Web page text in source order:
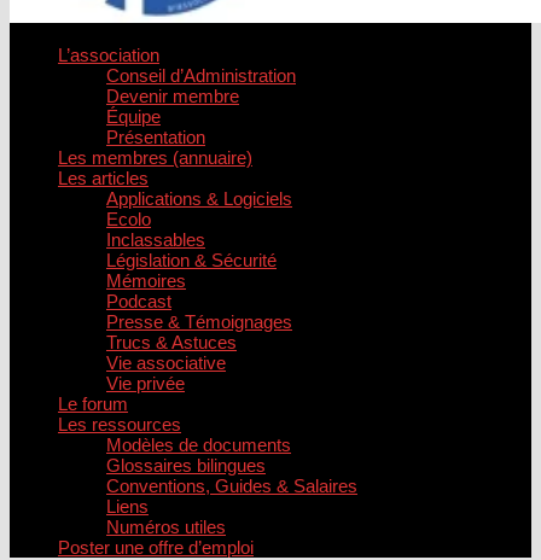
L’association
Conseil d’Administration
Devenir membre
Équipe
Présentation
Les membres (annuaire)
Les articles
Applications & Logiciels
Ecolo
Inclassables
Législation & Sécurité
Mémoires
Podcast
Presse & Témoignages
Trucs & Astuces
Vie associative
Vie privée
Le forum
Les ressources
Modèles de documents
Glossaires bilingues
Conventions, Guides & Salaires
Liens
Numéros utiles
Poster une offre d’emploi